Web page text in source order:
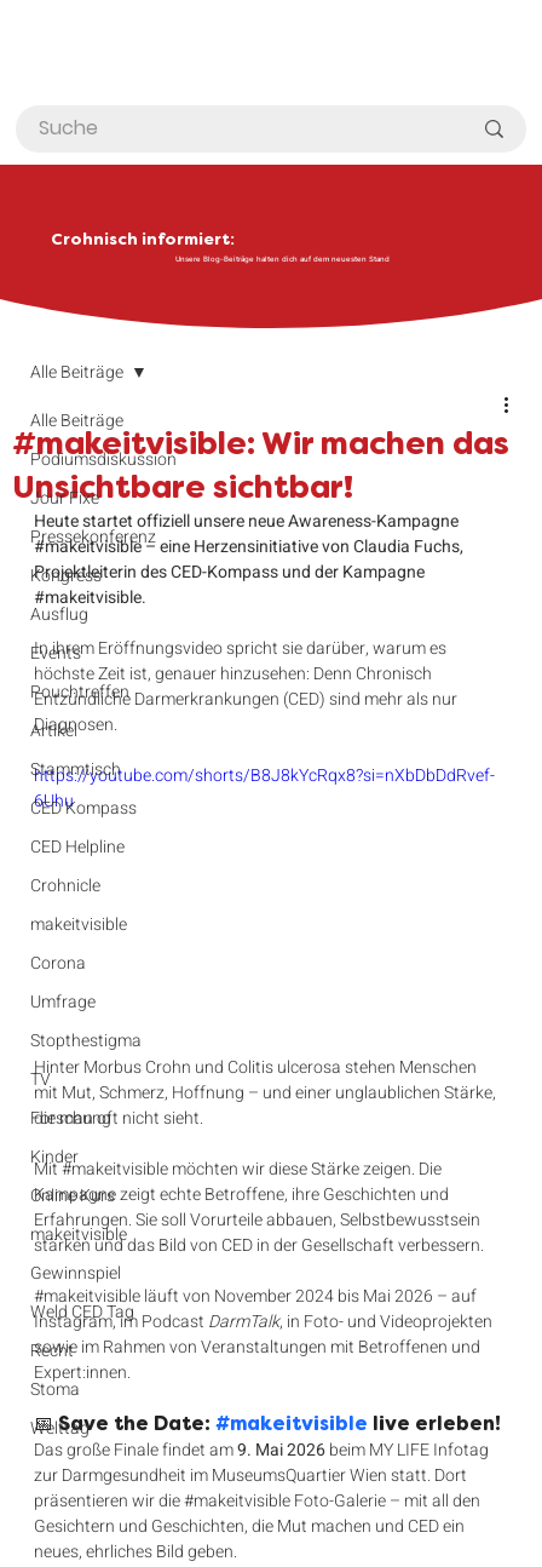
Crohnisch informiert:
Unsere Blog-Beiträge halten dich auf dem neuesten Stand
Alle Beiträge
Podiumsdiskussion
Jour Fixe
Pressekonferenz
Kongress
Ausflug
Events
Pouchtreffen
Artikel
Stammtisch
CED Kompass
CED Helpline
Crohnicle
makeitvisible
Corona
Umfrage
Stopthestigma
TV
Forschung
Kinder
Online Kurs
makeitvisible
Gewinnspiel
Weld CED Tag
Recht
Stoma
Welttag
Alle Beiträge
#makeitvisible: Wir machen das
Unsichtbare sichtbar!
Heute startet offiziell unsere neue Awareness-Kampagne
#makeitvisible – eine Herzensinitiative von Claudia Fuchs,
Projektleiterin des CED-Kompass und der Kampagne
#makeitvisible.
In ihrem Eröffnungsvideo spricht sie darüber, warum es
höchste Zeit ist, genauer hinzusehen: Denn Chronisch
Entzündliche Darmerkrankungen (CED) sind mehr als nur
Diagnosen.
https://youtube.com/shorts/B8J8kYcRqx8?si=nXbDbDdRvef-
6Uhu
Hinter Morbus Crohn und Colitis ulcerosa stehen Menschen
mit Mut, Schmerz, Hoffnung – und einer unglaublichen Stärke,
die man oft nicht sieht.
Mit #makeitvisible möchten wir diese Stärke zeigen. Die
Kampagne zeigt echte Betroffene, ihre Geschichten und
Erfahrungen. Sie soll Vorurteile abbauen, Selbstbewusstsein
stärken und das Bild von CED in der Gesellschaft verbessern.
#makeitvisible läuft von November 2024 bis Mai 2026 – auf
Instagram, im Podcast DarmTalk, in Foto- und Videoprojekten
sowie im Rahmen von Veranstaltungen mit Betroffenen und
Expert:innen.
📅 Save the Date: #makeitvisible live erleben!
Das große Finale findet am 9. Mai 2026 beim MY LIFE Infotag
zur Darmgesundheit im MuseumsQuartier Wien statt. Dort
präsentieren wir die #makeitvisible Foto-Galerie – mit all den
Gesichtern und Geschichten, die Mut machen und CED ein
neues, ehrliches Bild geben.